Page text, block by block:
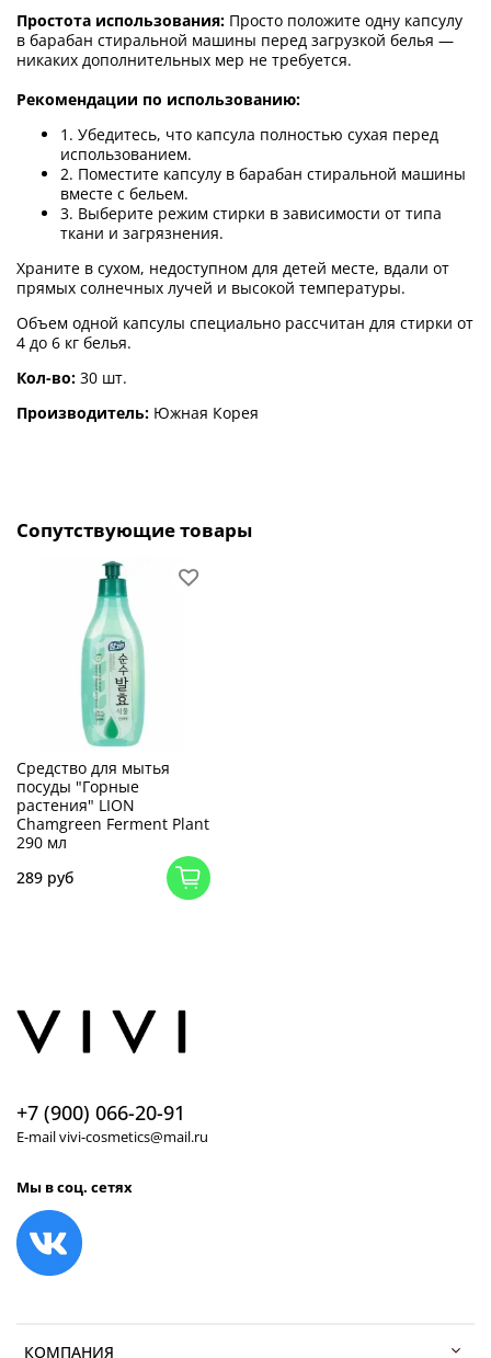
Простота использования: Просто положите одну капсулу
в барабан стиральной машины перед загрузкой белья —
никаких дополнительных мер не требуется.
Рекомендации по использованию:
1. Убедитесь, что капсула полностью сухая перед
использованием.
2. Поместите капсулу в барабан стиральной машины
вместе с бельем.
3. Выберите режим стирки в зависимости от типа
ткани и загрязнения.
Храните в сухом, недоступном для детей месте, вдали от
прямых солнечных лучей и высокой температуры.
Объем одной капсулы специально рассчитан для стирки от
4 до 6 кг белья.
Кол-во: 30 шт.
Производитель: Южная Корея
Сопутствующие товары
Средство для мытья
посуды "Горные
растения" LION
Chamgreen Ferment Plant
290 мл
289 руб
КОМПАНИЯ
+7 (900) 066-20-91
E-mail vivi-cosmetics@mail.ru
Мы в соц. сетях